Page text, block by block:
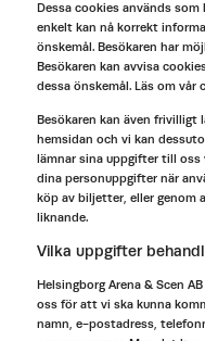
Dessa cookies används
enkelt kan nå korrekt
önskemål. Besökaren har
Besökaren kan avvisa
dessa önskemål. Läs om vår
Besökaren kan även frivilligt
hemsidan och vi kan
lämnar sina uppgifter till oss
dina personuppgifter när
köp av biljetter, eller genom
liknande.
Vilka uppgifter
Helsingborg Arena & Scen
oss för att vi ska kunna
namn, e-postadress,